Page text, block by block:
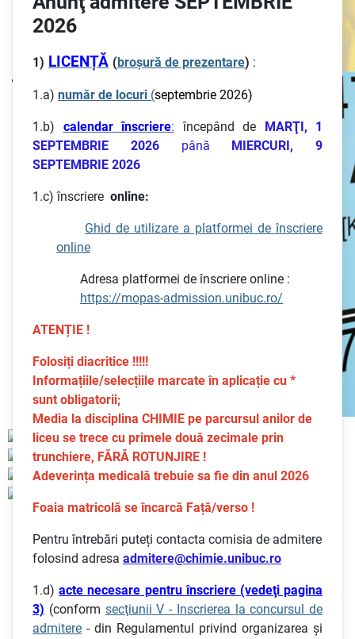
2026
1) LICENȚĂ (broşură de prezentare) :
1.a) număr de locuri (septembrie 2026)
1.b) calendar înscriere: începând de
MARŢI, 1
SEPTEMBRIE 2026 până MIERCURI, 9
SEPTEMBRIE 2026
1.c) înscriere online:
Ghid de utilizare a platformei de înscriere
online
Adresa platformei de înscriere online :
https://mopas-admission.unibuc.ro/
ATENȚIE !
Folosiți diacritice !!!!!
Informațiile/selecțiile marcate în aplicație cu *
sunt obligatorii;
Media la disciplina CHIMIE pe parcursul anilor de
liceu se trece cu primele două zecimale prin
trunchiere, FĂRĂ ROTUNJIRE !
Adeverința medicală trebuie sa fie din anul 2026
Foaia matricolă se încarcă Față/verso !
Pentru întrebări puteți contacta comisia de admitere
folosind adresa admitere@chimie.unibuc.ro
1.d)acte necesare pentru înscriere (vedeţi pagina
3) (conform secţiunii V - Inscrierea la concursul de
admitere - din Regulamentul privind organizarea şi